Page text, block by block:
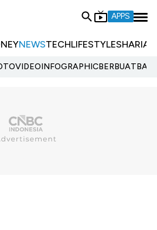
APPS
NEWSTECHLIFESTYLESHARIA
VIDEOINFOGRAPHIC